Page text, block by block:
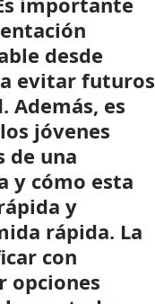
desde
evitar futuros
Además, es
jóvenes
de una
y cómo esta
y
rápida. La
con
opciones